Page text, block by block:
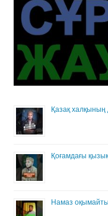
Қазақ
Қоғамдағы қызық
Намаз